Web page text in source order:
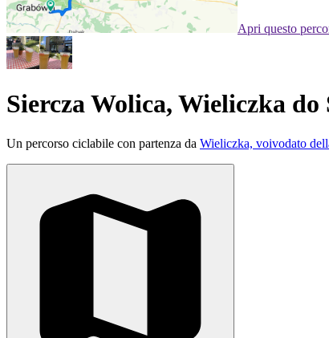
Apri questo
Siercza Wolica, Wieliczka
Un percorso ciclabile con partenza da Wieliczka, voivodato